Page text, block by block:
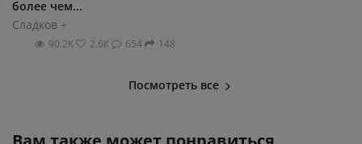
более чем...
Сладков +
90.2К 2.6К 654 148
Посмотреть все